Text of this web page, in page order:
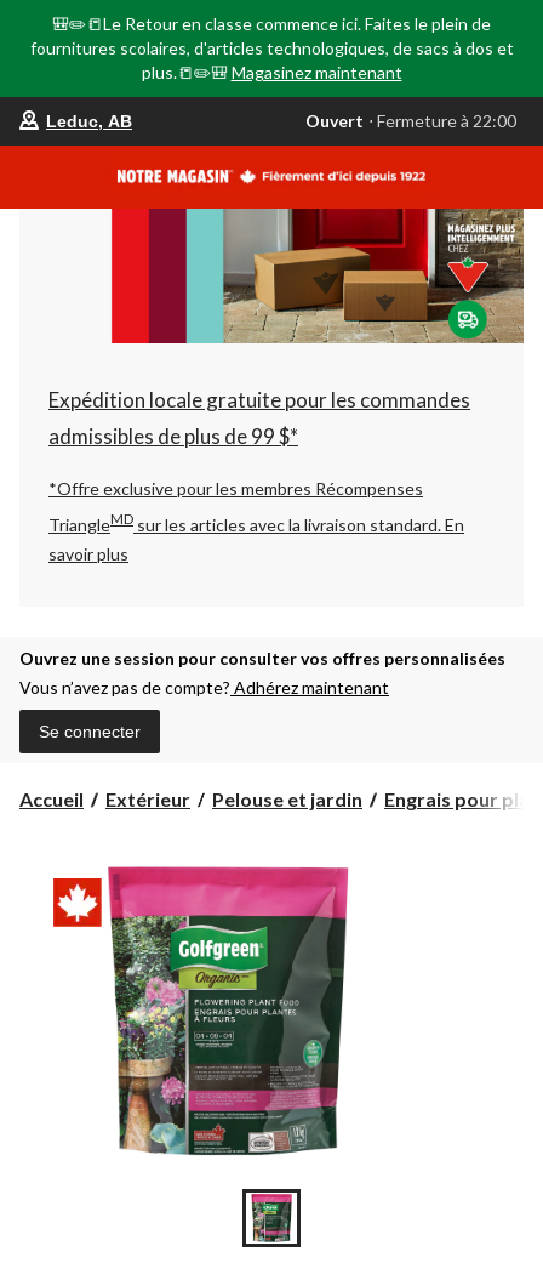
🎒✏️📒Le Retour en classe commence ici. Faites le plein de
fournitures scolaires, d'articles technologiques, de sacs à dos et
plus.📒✏️🎒 Magasinez maintenant
votre
est
AB,
Ouvert,
Fermeture
à
22:00
changer
Leduc, AB Ouvert ⋅ Fermeture à 22:00
Expédition locale gratuite pour les commandes
admissibles de plus de 99 $*
*Offre exclusive pour les membres Récompenses
TriangleMD sur les articles avec la livraison standard.En
savoir plus
Ouvrez une session pour consulter vos offres personnalisées
Vous n’avez pas de compte? Adhérez maintenant
Se connecter
Accueil Extérieur Pelouse et jardin Engrais pour